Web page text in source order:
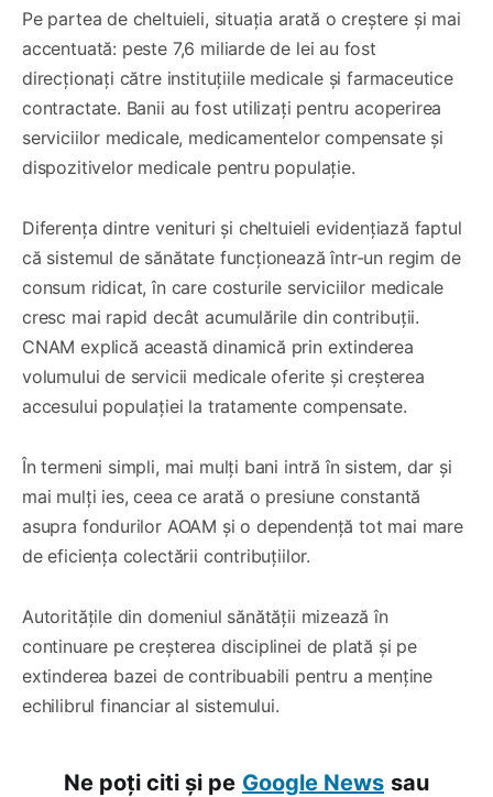
Pe partea de cheltuieli, situația arată o creștere și mai
accentuată: peste 7,6 miliarde de lei au fost
direcționați către instituțiile medicale și farmaceutice
contractate. Banii au fost utilizați pentru acoperirea
serviciilor medicale, medicamentelor compensate și
dispozitivelor medicale pentru populație.
Diferența dintre venituri și cheltuieli evidențiază faptul
că sistemul de sănătate funcționează într-un regim de
consum ridicat, în care costurile serviciilor medicale
cresc mai rapid decât acumulările din contribuții.
CNAM explică această dinamică prin extinderea
volumului de servicii medicale oferite și creșterea
accesului populației la tratamente compensate.
În termeni simpli, mai mulți bani intră în sistem, dar și
mai mulți ies, ceea ce arată o presiune constantă
asupra fondurilor AOAM și o dependență tot mai mare
de eficiența colectării contribuțiilor.
Autoritățile din domeniul sănătății mizează în
continuare pe creșterea disciplinei de plată și pe
extinderea bazei de contribuabili pentru a menține
echilibrul financiar al sistemului.
Ne poți citi și pe Google News sau